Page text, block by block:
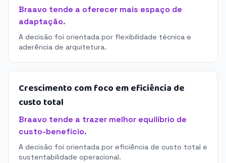
Braavo tende a oferecer mais espaço de
adaptação.
A decisão foi orientada por flexibilidade técnica e
aderência de arquitetura.
Crescimento com foco em eficiência de
custo total
Braavo tende a trazer melhor equilíbrio de
custo-benefício.
A decisão foi orientada por eficiência de custo total e
sustentabilidade operacional.